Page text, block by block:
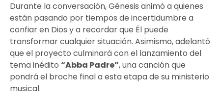
Durante la conversación, Génesis animó a quienes
están pasando por tiempos de incertidumbre a
confiar en Dios y a recordar que Él puede
transformar cualquier situación. Asimismo, adelantó
que el proyecto culminará con el lanzamiento del
tema inédito “Abba Padre”, una canción que
pondrá el broche final a esta etapa de su ministerio
musical.